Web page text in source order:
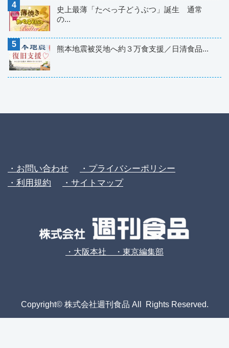
史上最薄「たべっ子どうぶつ」誕生 通常
の...
熊本地震被災地へ約３万食支援／日清食品...
・お問い合わせ
・プライバシーポリシー
・利用規約
・サイトマップ
・大阪本社 ・東京編集部
Copyright© 株式会社週刊食品 All Rights Reserved.